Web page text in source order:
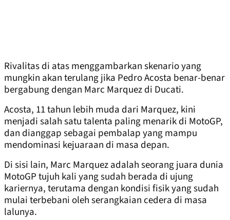
Rivalitas di atas menggambarkan skenario yang
mungkin akan terulang jika Pedro Acosta benar-benar
bergabung dengan Marc Marquez di Ducati.
Acosta, 11 tahun lebih muda dari Marquez, kini
menjadi salah satu talenta paling menarik di MotoGP,
dan dianggap sebagai pembalap yang mampu
mendominasi kejuaraan di masa depan.
Di sisi lain, Marc Marquez adalah seorang juara dunia
MotoGP tujuh kali yang sudah berada di ujung
kariernya, terutama dengan kondisi fisik yang sudah
mulai terbebani oleh serangkaian cedera di masa
lalunya.